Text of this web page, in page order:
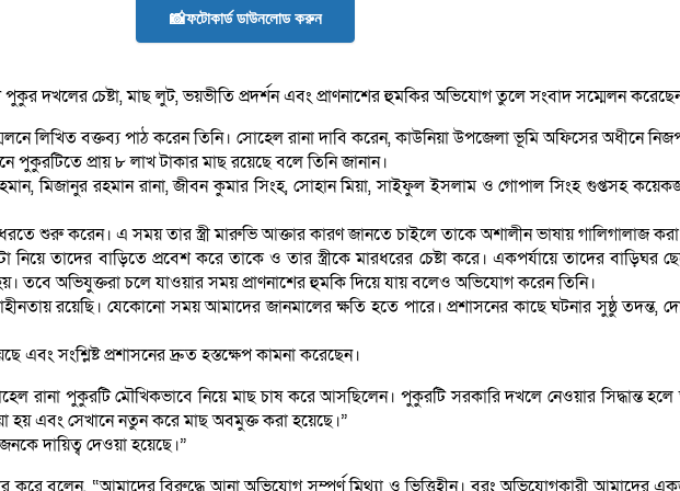
📸ফটোকার্ড ডাউনলোড করুন
দখলের চেষ্টা, মাছ লুট, ভয়ভীতি প্রদর্শন এবং প্রাণনাশের হুমকির অভিযোগ তুলে সংবাদ সম্মেলন করেছেন
লিখিত বক্তব্য পাঠ করেন তিনি। সোহেল রানা দাবি করেন, কাউনিয়া উপজেলা ভূমি অফিসের অধীনে
প্রায় ৮ লাখ টাকার মাছ রয়েছে বলে তিনি জানান।
মিজানুর রহমান রানা, জীবন কুমার সিংহ, সোহান মিয়া, সাইফুল ইসলাম ও গোপাল সিংহ গুপ্তসহ
শুরু করেন। এ সময় তার স্ত্রী মারুভি আক্তার কারণ জানতে চাইলে তাকে অশালীন ভাষায় গালিগালাজ
তাদের বাড়িতে প্রবেশ করে তাকে ও তার স্ত্রীকে মারধরের চেষ্টা করে। একপর্যায়ে তাদের বাড়িঘর
তবে অভিযুক্তরা চলে যাওয়ার সময় প্রাণনাশের হুমকি দিয়ে যায় বলেও অভিযোগ করেন তিনি।
রয়েছি। যেকোনো সময় আমাদের জানমালের ক্ষতি হতে পারে। প্রশাসনের কাছে ঘটনার সুষ্ঠু
এবং সংশ্লিষ্ট প্রশাসনের দ্রুত হস্তক্ষেপ কামনা করেছেন।
রানা পুকুরটি মৌখিকভাবে নিয়ে মাছ চাষ করে আসছিলেন। পুকুরটি সরকারি দখলে নেওয়ার সিদ্ধান্ত
হয় এবং সেখানে নতুন করে মাছ অবমুক্ত করা হয়েছে।”
দায়িত্ব দেওয়া হয়েছে।”